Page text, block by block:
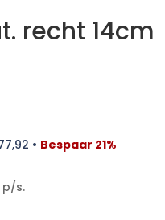
recht 14cm
• Bespaar 21%
p/s.